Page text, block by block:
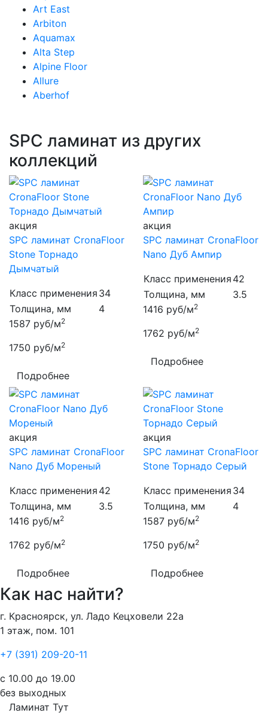
Art East
Arbiton
Aquamax
Alta Step
Alpine Floor
Allure
Aberhof
SPC ламинат из других
коллекций
акция
SPC ламинат CronaFloor
Stone Торнадо
Дымчатый
Класс применения 34
Толщина, мм
4
1587 руб/м2
1750 руб/м2
Подробнее
акция
SPC ламинат CronaFloor
Nano Дуб Ампир
Класс применения 42
Толщина, мм
3.5
1416 руб/м2
1762 руб/м2
Подробнее
акция
SPC ламинат CronaFloor
Nano Дуб Мореный
Класс применения 42
Толщина, мм
3.5
1416 руб/м2
1762 руб/м2
Подробнее
акция
SPC ламинат CronaFloor
Stone Торнадо Серый
Класс применения 34
Толщина, мм
4
1587 руб/м2
1750 руб/м2
Подробнее
Как нас найти?
г. Красноярск, ул. Ладо Кецховели 22а
1 этаж, пом. 101
+7 (391) 209-20-11
с 10.00 до 19.00
без выходных
Ламинат Тут